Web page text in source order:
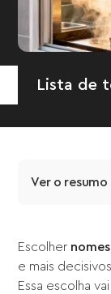
Lista de
Ver o
Escolher
e mais
Essa escolha